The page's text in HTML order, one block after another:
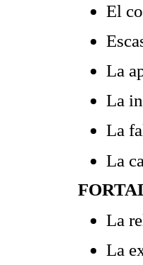
El
La
La
La
La
La
La